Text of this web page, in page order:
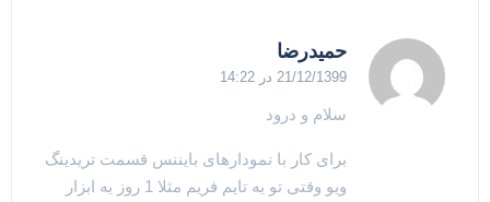
حمیدرضا
21/12/1399 در 14:22
سلام و درود
برای کار با نمودارهای بایننس قسمت تریدینگ
ویو وقتی تو یه تایم فریم مثلا 1 روز یه ابزار